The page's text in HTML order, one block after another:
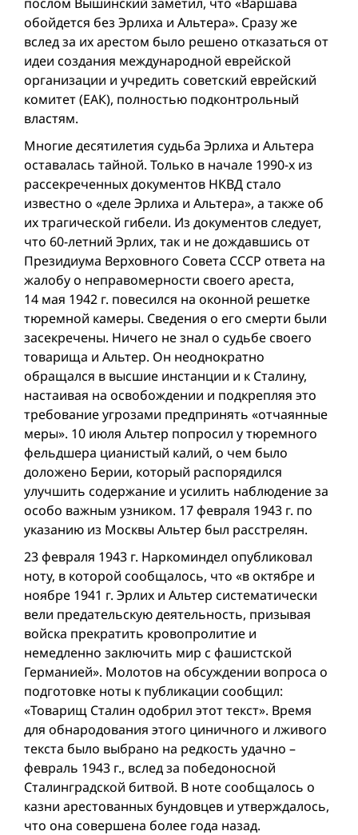
обойдется без Эрлиха и Альтера». Сразу же
вслед за их арестом было решено отказаться от
идеи создания международной еврейской
организации и учредить советский еврейский
комитет (ЕАК), полностью подконтрольный
властям.
Многие десятилетия судьба Эрлиха и Альтера
оставалась тайной. Только в начале 1990-х из
рассекреченных документов НКВД стало
известно о «деле Эрлиха и Альтера», а также об
их трагической гибели. Из документов следует,
что 60-летний Эрлих, так и не дождавшись от
Президиума Верховного Совета СССР ответа на
жалобу о неправомерности своего ареста,
14 мая 1942 г. повесился на оконной решетке
тюремной камеры. Сведения о его смерти были
засекречены. Ничего не знал о судьбе своего
товарища и Альтер. Он неоднократно
обращался в высшие инстанции и к Сталину,
настаивая на освобождении и подкрепляя это
требование угрозами предпринять «отчаянные
меры». 10 июля Альтер попросил у тюремного
фельдшера цианистый калий, о чем было
доложено Берии, который распорядился
улучшить содержание и усилить наблюдение за
особо важным узником. 17 февраля 1943 г. по
указанию из Москвы Альтер был расстрелян.
23 февраля 1943 г. Наркоминдел опубликовал
ноту, в которой сообщалось, что «в октябре и
ноябре 1941 г. Эрлих и Альтер систематически
вели предательскую деятельность, призывая
войска прекратить кровопролитие и
немедленно заключить мир с фашистской
Германией». Молотов на обсуждении вопроса о
подготовке ноты к публикации сообщил:
«Товарищ Сталин одобрил этот текст». Время
для обнародования этого циничного и лживого
текста было выбрано на редкость удачно –
февраль 1943 г., вслед за победоносной
Сталинградской битвой. В ноте сообщалось о
казни арестованных бундовцев и утверждалось,
что она совершена более года назад.